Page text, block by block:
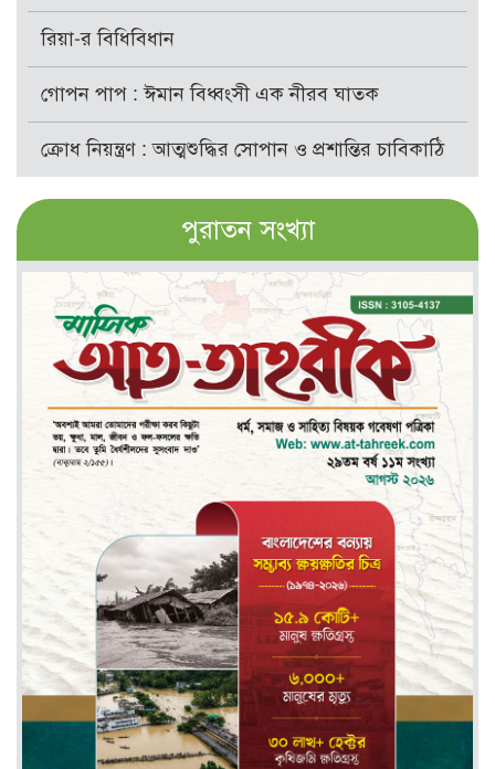
রিয়া-র বিধিবিধান
গোপন পাপ : ঈমান বিধ্বংসী এক নীরব ঘাতক
ক্রোধ নিয়ন্ত্রণ : আত্মশুদ্ধির সোপান ও প্রশান্তির চাবিকাঠি
পুরাতন সংখ্যা